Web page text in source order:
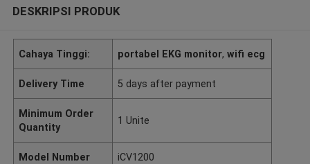
DESKRIPSI PRODUK
Cahaya Tinggi: portabel EKG monitor,wifi ecg
Delivery Time 5 days after payment
Minimum Order
Quantity
1 Unite
Model Number iCV1200